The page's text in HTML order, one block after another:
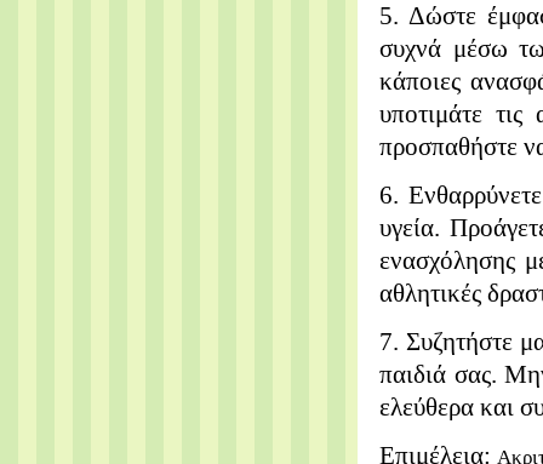
5. Δώστε
συχνά μέσω
κάποιες
υποτιμάτε
προσπαθήστε
6.
υγεία.
ενασχόλησης
αθλητικές
7. Συζητήστε
παιδιά σας.
ελεύθερα και
Επιμέλεια: